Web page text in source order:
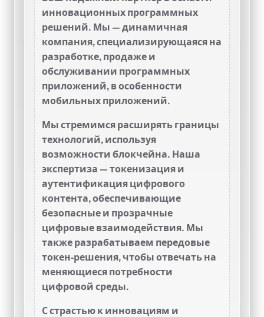
инновационных программных
решений. Мы — динамичная
компания, специализирующаяся на
разработке, продаже и
обслуживании программных
приложений, в особенности
мобильных приложений.
Мы стремимся расширять границы
технологий, используя
возможности блокчейна. Наша
экспертиза — токенизация и
аутентификация цифрового
контента, обеспечивающие
безопасные и прозрачные
цифровые взаимодействия. Мы
также разрабатываем передовые
токен‑решения, чтобы отвечать на
меняющиеся потребности
цифровой среды.
С страстью к инновациям и